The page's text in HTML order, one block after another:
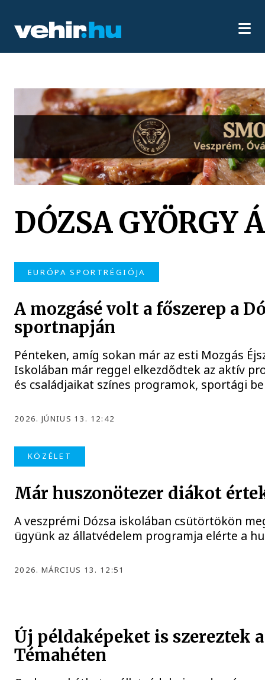
DÓZSA GYÖRGY
EURÓPA SPORTRÉGIÓJA
A mozgásé volt a főszerep a
sportnapján
Pénteken, amíg sokan már az esti Mozgás
Iskolában már reggel elkezdődtek az aktív
és családjaikat színes programok, sportági
2026. JÚNIUS 13. 12:42
KÖZÉLET
Már huszonötezer diákot
A veszprémi Dózsa iskolában csütörtökön
ügyünk az állatvédelem programja elérte a
2026. MÁRCIUS 13. 12:51
Új példaképeket is szereztek
Témahéten